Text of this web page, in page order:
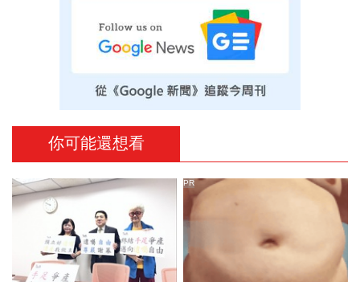
你可能還想看
PR